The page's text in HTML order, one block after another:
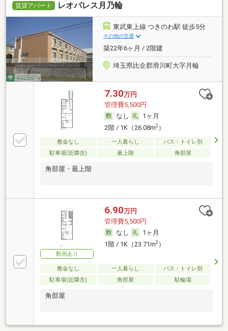
賃貸アパート レオパレス月乃輪
東武東上線 つきのわ駅 徒歩5分
その他の交通
築22年6ヶ月 / 2階建
埼玉県比企郡滑川町大字月輪
7.30万円
管理費5,500円
なし
1ヶ月
2階 / 1K（26.08m2）
敷金なし 一人暮らし
バス・トイレ別
駐車場(近隣含)
最上階 角部屋
角部屋・最上階
動画あり
6.90万円
管理費5,500円
なし
1ヶ月
1階 / 1K（23.71m2）
敷金なし 一人暮らし
バス・トイレ別
駐車場(近隣含)
角部屋 駐輪場
角部屋